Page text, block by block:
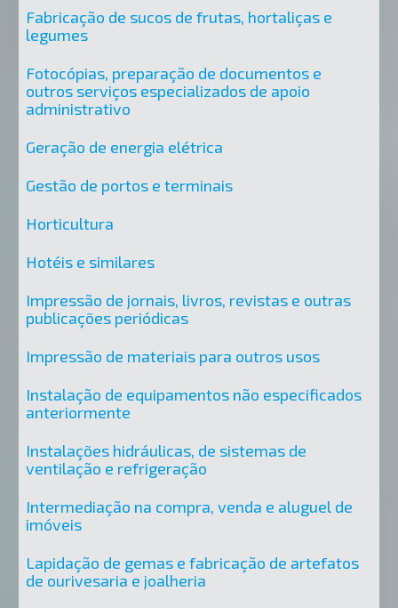
Fabricação de sucos de frutas, hortaliças e
legumes
Fotocópias, preparação de documentos e
outros serviços especializados de apoio
administrativo
Geração de energia elétrica
Gestão de portos e terminais
Horticultura
Hotéis e similares
Impressão de jornais, livros, revistas e outras
publicações periódicas
Impressão de materiais para outros usos
Instalação de equipamentos não especificados
anteriormente
Instalações hidráulicas, de sistemas de
ventilação e refrigeração
Intermediação na compra, venda e aluguel de
imóveis
Lapidação de gemas e fabricação de artefatos
de ourivesaria e joalheria